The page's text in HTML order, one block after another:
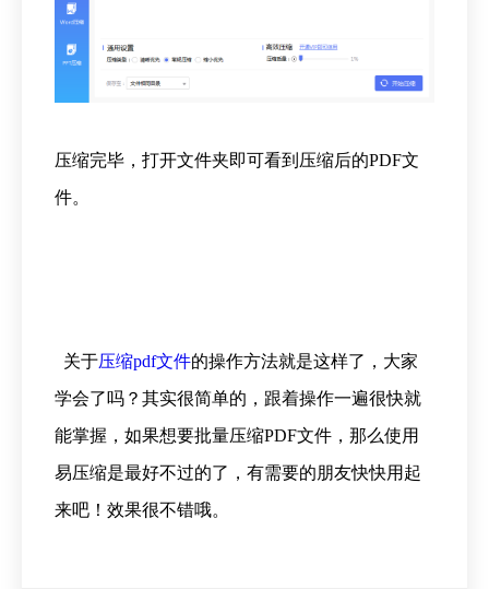
压缩完毕，打开文件夹即可看到压缩后的PDF文
件。
关于压缩pdf文件的操作方法就是这样了，大家
学会了吗？其实很简单的，跟着操作一遍很快就
能掌握，如果想要批量压缩PDF文件，那么使用
易压缩是最好不过的了，有需要的朋友快快用起
来吧！效果很不错哦。